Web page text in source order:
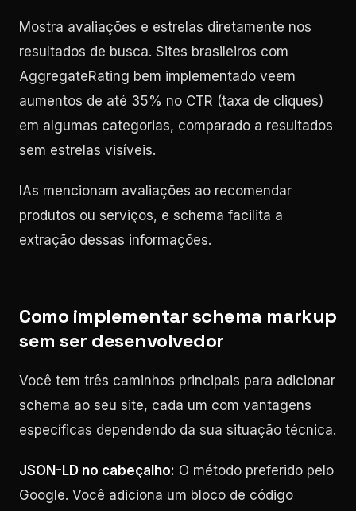
Mostra avaliações e estrelas diretamente nos
resultados de busca. Sites brasileiros com
AggregateRating bem implementado veem
aumentos de até 35% no CTR (taxa de cliques)
em algumas categorias, comparado a resultados
sem estrelas visíveis.
IAs mencionam avaliações ao recomendar
produtos ou serviços, e schema facilita a
extração dessas informações.
Como implementar schema markup
sem ser desenvolvedor
Você tem três caminhos principais para adicionar
schema ao seu site, cada um com vantagens
específicas dependendo da sua situação técnica.
JSON-LD no cabeçalho: O método preferido pelo
Google. Você adiciona um bloco de código